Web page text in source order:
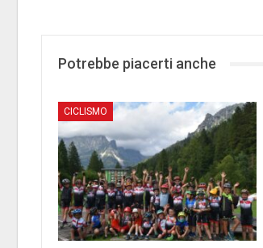
Potrebbe piacerti anche
CICLISMO